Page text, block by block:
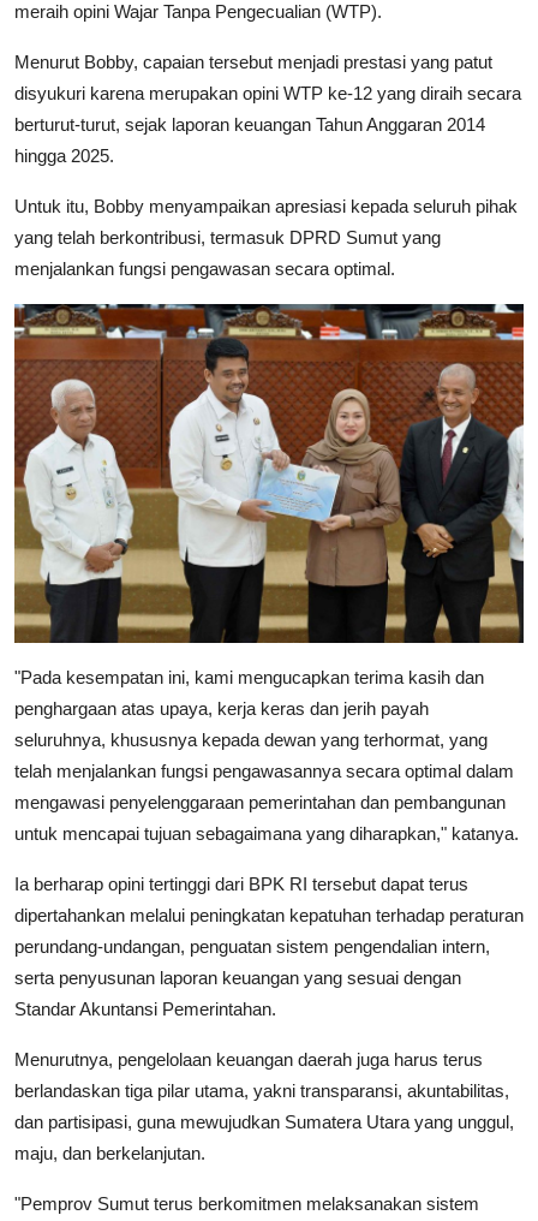
meraih opini Wajar Tanpa Pengecualian (WTP).
Menurut Bobby, capaian tersebut menjadi prestasi yang patut
disyukuri karena merupakan opini WTP ke-12 yang diraih secara
berturut-turut, sejak laporan keuangan Tahun Anggaran 2014
hingga 2025.
Untuk itu, Bobby menyampaikan apresiasi kepada seluruh pihak
yang telah berkontribusi, termasuk DPRD Sumut yang
menjalankan fungsi pengawasan secara optimal.
"Pada kesempatan ini, kami mengucapkan terima kasih dan
penghargaan atas upaya, kerja keras dan jerih payah
seluruhnya, khususnya kepada dewan yang terhormat, yang
telah menjalankan fungsi pengawasannya secara optimal dalam
mengawasi penyelenggaraan pemerintahan dan pembangunan
untuk mencapai tujuan sebagaimana yang diharapkan," katanya.
Ia berharap opini tertinggi dari BPK RI tersebut dapat terus
dipertahankan melalui peningkatan kepatuhan terhadap peraturan
perundang-undangan, penguatan sistem pengendalian intern,
serta penyusunan laporan keuangan yang sesuai dengan
Standar Akuntansi Pemerintahan.
Menurutnya, pengelolaan keuangan daerah juga harus terus
berlandaskan tiga pilar utama, yakni transparansi, akuntabilitas,
dan partisipasi, guna mewujudkan Sumatera Utara yang unggul,
maju, dan berkelanjutan.
"Pemprov Sumut terus berkomitmen melaksanakan sistem